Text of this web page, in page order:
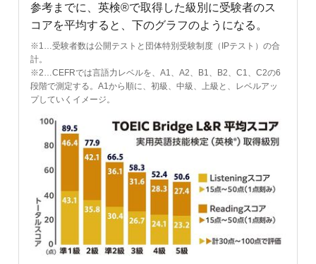
参考までに、英検®で取得した級別に受験者のス
コアを平均すると、下のグラフのようになる。
※1…受験者数は公開テストと団体特別受験制度（IPテスト）の合
計。
※2…CEFRでは言語力レベルを、A1、A2、B1、B2、C1、C2の6
段階で測定する。A1から順に、初級、中級、上級と、レベルアッ
プしていくイメージ。